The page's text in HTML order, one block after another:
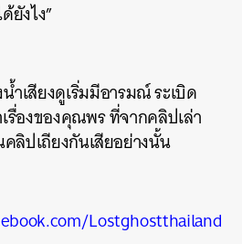
ยังไง”
ำเสียงดูเริ่มมีอารมณ์ ระเบิด
รื่องของคุณพร ที่จากคลิปเล่า
ลิปเถียงกันเสียอย่างนั้น
Lostghostthailand